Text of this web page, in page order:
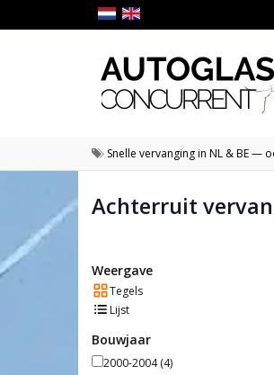
Snelle vervanging in NL & BE —
Achterruit
Weergave
Tegels
Lijst
Bouwjaar
2000-2004(4)